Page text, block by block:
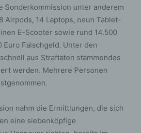
Sonderkommission unter anderem
Airpods, 14 Laptops, neun Tablet-
E-Scooter sowie rund 14.500
Euro Falschgeld. Unter den
aus Straftaten stammendes
werden. Mehrere Personen
nahm die Ermittlungen, die sich
eine siebenköpfige